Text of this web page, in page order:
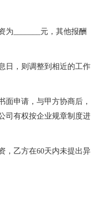
为_______元，其他报酬
日，则调整到相近的工作
面申请，与甲方协商后，
司有权按企业规章制度进
，乙方在60天内未提出异